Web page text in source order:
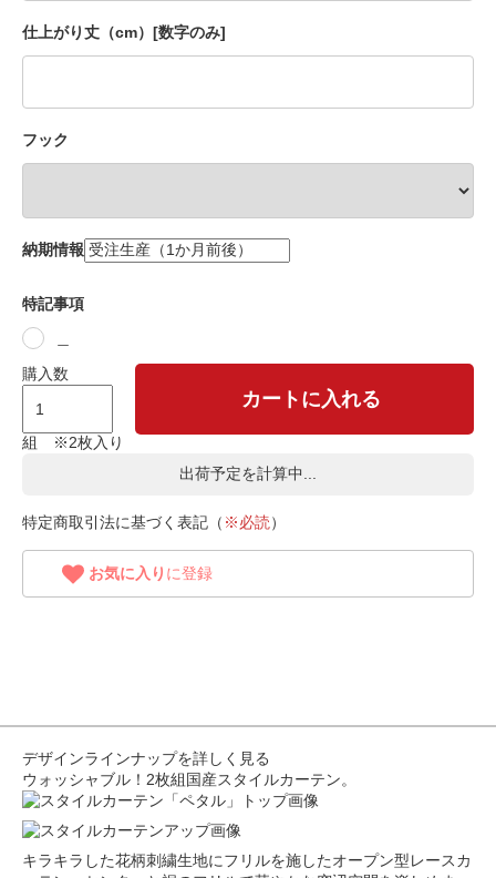
仕上がり丈（cm）[数字のみ]
フック
納期情報
特記事項
購入数
組 ※2枚入り
カートに入れる
出荷予定を計算中...
特定商取引法に基づく表記（ ※必読）
お気に入り に登録
デザインラインナップを詳しく見る
ウォッシャブル！2枚組国産スタイルカーテン。
キラキラした花柄刺繍生地にフリルを施したオープン型レースカ